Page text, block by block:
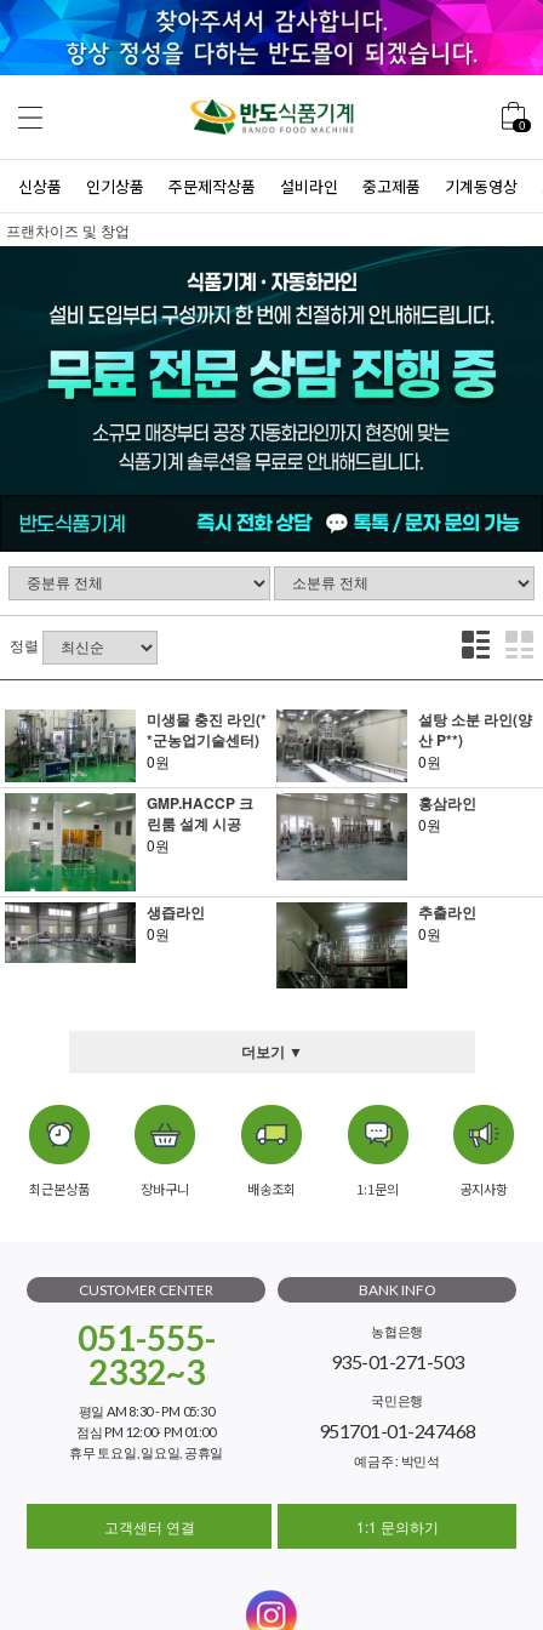
0
신상품 인기상품 주문제작상품 설비라인 중고제품 기계동영상
프랜차이즈 및 창업
정렬
미생물 충진 라인(*
*군농업기술센터)
0원
설탕 소분 라인(양
산 P**)
0원
GMP.HACCP 크
린룸 설계 시공
0원
홍삼라인
0원
생즙라인
0원
추출라인
0원
더보기 ▼
최근본상품 장바구니 배송조회 1:1문의 공지사항
CUSTOMER CENTER
051-555-
2332~3
평일 AM 8:30 - PM 05:30
점심 PM 12:00- PM 01:00
휴무 토요일, 일요일, 공휴일
BANK INFO
농협은행
935-01-271-503
국민은행
951701-01-247468
예금주 : 박민석
고객센터 연결 1:1 문의하기